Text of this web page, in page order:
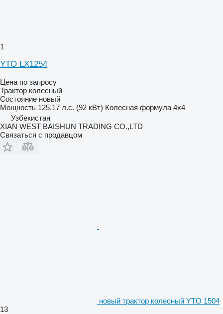
1
YTO LX1254
Цена по запросу
Трактор колесный
Состояние новый
Мощность 125.17 л.с. (92 кВт) Колесная формула 4x4
Узбекистан
XIAN WEST BAISHUN TRADING CO.,LTD
Связаться с продавцом
новый трактор колесный YTO 1504
13